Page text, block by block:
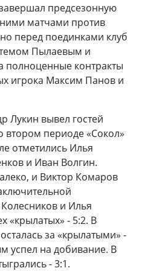
предсезонную
матчами против
перед поединками клуб
Пылаевым и
контракты
игрока Максим Панов и
Лукин вывел гостей
втором периоде «Сокол»
отметились Илья
и Иван Волгин.
и Виктор Комаров
и Илья
«крылатых» - 5:2. В
за «крылатыми» -
успел на добивание. В
- 3:1.